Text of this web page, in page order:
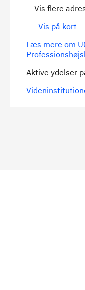
Vis flere
Vis på kort
Læs mere om
Aktive ydelser